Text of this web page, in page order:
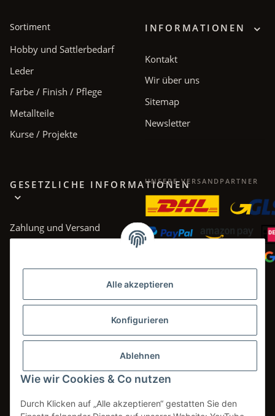
Alle akzeptieren
Konfigurieren
Ablehnen
Wie wir Cookies & Co nutzen
Durch Klicken auf „Alle akzeptieren“ gestatten Sie den
Sortiment
Hobby und Sattlerbedarf
Leder
Farbe / Finish / Pflege
Metallteile
Kurse / Projekte
INFORMATIONEN
Kontakt
Wir über uns
Sitemap
Newsletter
GESETZLICHE INFORMATIONEN
Zahlung und Versand
Datenschutz
UNSERE VERSANDPARTNER
Vertrag widerrufen